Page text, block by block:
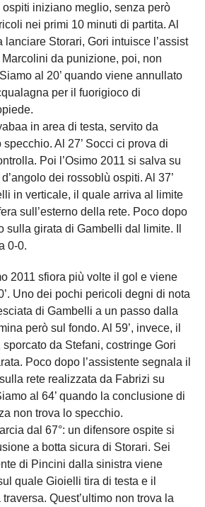
iniziano meglio, senza però
nei primi 10 minuti di partita. Al
lanciare Storari, Gori intuisce l’assist
da punizione, poi, non
al 20’ quando viene annullato
per il fuorigioco di
in area di testa, servito da
Al 27’ Socci ci prova di
Poi l’Osimo 2011 si salva su
dei rossoblù ospiti. Al 37’
in verticale, il quale arriva al limite
sull’esterno della rete. Poco dopo
sulla girata di Gambelli dal limite. Il
0-0.
2011 sfiora più volte il gol e viene
Uno dei pochi pericoli degni di nota
di Gambelli a un passo dalla
però sul fondo. Al 59’, invece, il
da Stefani, costringe Gori
Poco dopo l’assistente segnala il
rete realizzata da Fabrizi su
al 64’ quando la conclusione di
non trova lo specchio.
dal 67°: un difensore ospite si
a botta sicura di Storari. Sei
di Pincini dalla sinistra viene
quale Gioielli tira di testa e il
Quest’ultimo non trova la